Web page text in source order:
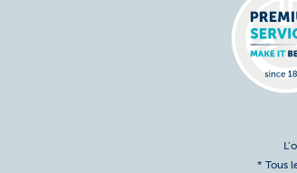
* Tous